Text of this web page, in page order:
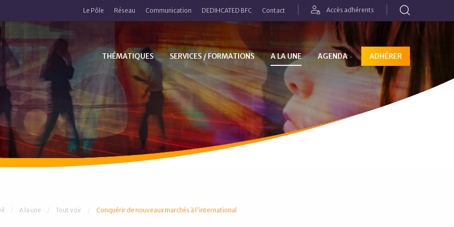
Le Pôle Réseau Communication DEDIHCATED BFC Contact Accès adhérents
THÉMATIQUES SERVICES / FORMATIONS A LA UNE AGENDA ADHÉRER
êtes ici :
A la une Tout voir Conquérir de nouveaux marchés à l'international